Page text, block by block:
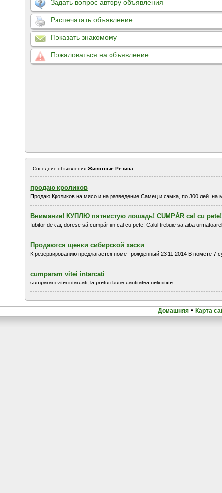
Задать вопрос автору объявления
Распечатать объявление
Показать знакомому
Пожаловаться на объявление
Соседние объявления Животные Резина:
продаю кроликов
Продаю Кроликов на мясо и на разведение.Самец и самка, по 300 лей. на
Внимание! КУПЛЮ пятнистую лошадь! CUMPĂR cal cu pete!
Iubitor de cai, doresc să cumpăr un cal cu pete! Calul trebuie sa aiba
Продаются щенки сибирской хаски
К резервированию предлагается помет рожденный 23.11.2014 В помете 7
cumparam vitei intarcati
cumparam vitei intarcati, la preturi bune cantitatea nelimitate
Домашняя • Карта